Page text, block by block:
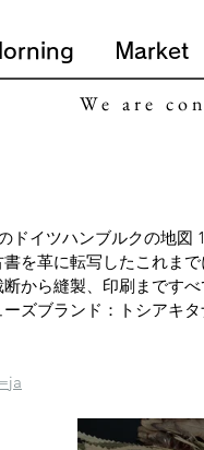
Market
ドイツハンブルクの地図
を革に転写したこれま
から縫製、印刷まです
ズブランド：トシアキ
W e a r e c o